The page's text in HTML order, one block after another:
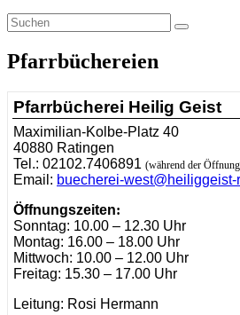
Pfarrbüchereien
Pfarrbücherei Heilig Geist
Maximilian-Kolbe-Platz 40
40880 Ratingen
Tel.: 02102.7406891 (während der
Email: buecherei-
Öffnungszeiten:
Sonntag: 10.00 – 12.30 Uhr
Montag: 16.00 – 18.00 Uhr
Mittwoch: 10.00 – 12.00 Uhr
Freitag: 15.30 – 17.00 Uhr
Leitung: Rosi Hermann